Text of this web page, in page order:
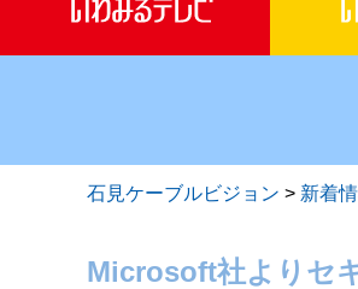
石見ケーブルビジョン > 新着
Microsoft社よりセ